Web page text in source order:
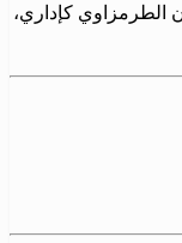
الطرمزاوي كإداري،